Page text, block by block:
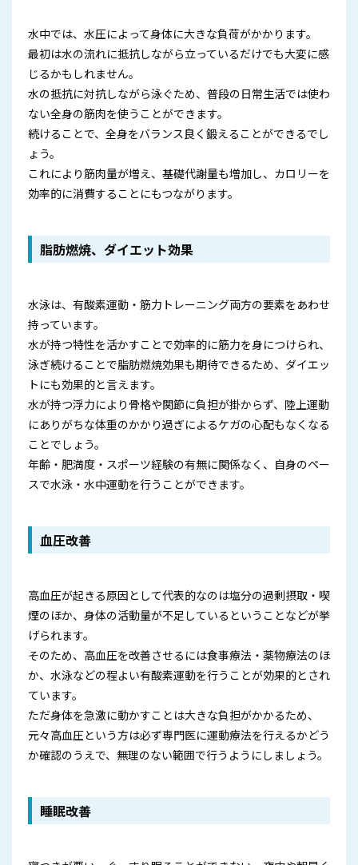
水中では、水圧によって身体に大きな負荷がかかります。
最初は水の流れに抵抗しながら立っているだけでも大変に感
じるかもしれません。
水の抵抗に対抗しながら泳ぐため、普段の日常生活では使わ
ない全身の筋肉を使うことができます。
続けることで、全身をバランス良く鍛えることができるでし
ょう。
これにより筋肉量が増え、基礎代謝量も増加し、カロリーを
効率的に消費することにもつながります。
脂肪燃焼、ダイエット効果
水泳は、有酸素運動・筋力トレーニング両方の要素をあわせ
持っています。
水が持つ特性を活かすことで効率的に筋力を身につけられ、
泳ぎ続けることで脂肪燃焼効果も期待できるため、ダイエッ
トにも効果的と言えます。
水が持つ浮力により骨格や関節に負担が掛からず、陸上運動
にありがちな体重のかかり過ぎによるケガの心配もなくなる
ことでしょう。
年齢・肥満度・スポーツ経験の有無に関係なく、自身のペー
スで水泳・水中運動を行うことができます。
血圧改善
高血圧が起きる原因として代表的なのは塩分の過剰摂取・喫
煙のほか、身体の活動量が不足しているということなどが挙
げられます。
そのため、高血圧を改善させるには食事療法・薬物療法のほ
か、水泳などの程よい有酸素運動を行うことが効果的とされ
ています。
ただ身体を急激に動かすことは大きな負担がかかるため、
元々高血圧という方は必ず専門医に運動療法を行えるかどう
か確認のうえで、無理のない範囲で行うようにしましょう。
睡眠改善